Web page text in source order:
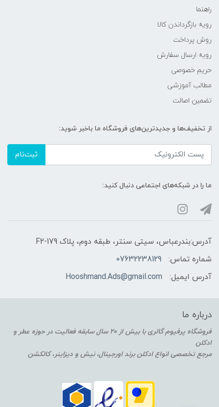
راهنما
رویه‌ بازگرداندن کالا
روش پرداخت
رویه ارسال سفارش
حریم خصوصی
مطالب آموزشی
تضمین اصالت
از تخفیف‌ها و جدیدترین‌های فروشگاه ما باخبر شوید:
ثبت‌نام
ما را در شبکه‌های اجتماعی دنبال کنید:
آدرس:بندرعباس، سیتی سنتر، طبقه دوم، پلاک F2-179
شماره تماس:
07632238129
آدرس ایمیل:
Hooshmand.Ads@gmail.com
درباره ما
فروشگاه پرفیوم گالری با بیش از 20 سال سابقه فعالیت در حوزه عطر و
ادکلن
مرجع تخصصی انواع ادکلن برند اورجینال، نیش و دیزاینر، کالکشن